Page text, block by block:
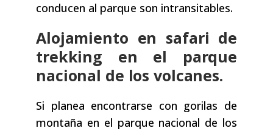
conducen al parque son intransitables.
Alojamiento en safari de
trekking en el parque
nacional de los volcanes.
Si planea encontrarse con gorilas de
montaña en el parque nacional de los